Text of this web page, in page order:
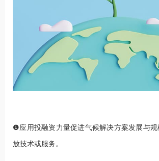
❶应用投融资力量促进气候解决方案发展与
放技术或服务。